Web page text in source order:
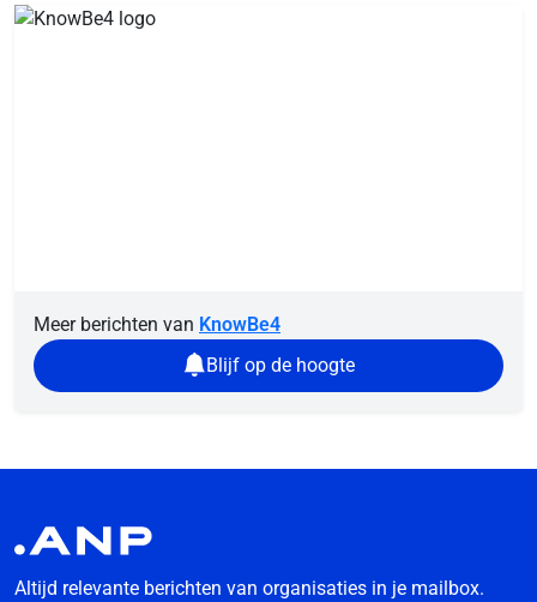
Meer berichten van KnowBe4
Blijf op de hoogte
Altijd relevante berichten van organisaties in je mailbox.